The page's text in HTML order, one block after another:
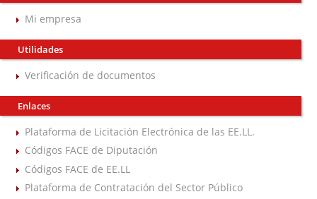
Mi empresa
Utilidades
Verificación de documentos
Enlaces
Plataforma de Licitación Electrónica de las EE.LL.
Códigos FACE de Diputación
Códigos FACE de EE.LL
Plataforma de Contratación del Sector Público